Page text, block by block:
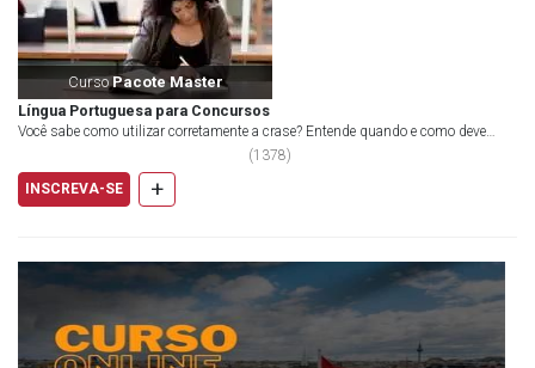
Curso Pacote Master
Língua Portuguesa para Concursos
Você sabe como utilizar corretamente a crase? Entende quando e como deve
(1378)
INSCREVA-SE
+